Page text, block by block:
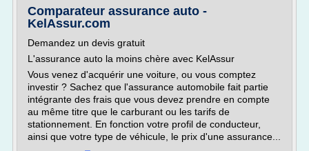
Comparateur assurance auto -
KelAssur.com
Demandez un devis gratuit
L'assurance auto la moins chère avec KelAssur
Vous venez d'acquérir une voiture, ou vous comptez
investir ? Sachez que l'assurance automobile fait partie
intégrante des frais que vous devez prendre en compte
au même titre que le carburant ou les tarifs de
stationnement. En fonction votre profil de conducteur,
ainsi que votre type de véhicule, le prix d'une assurance...